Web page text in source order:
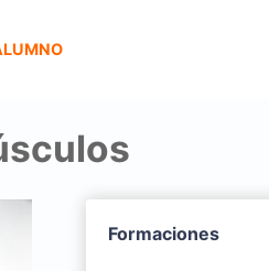
Formaciones